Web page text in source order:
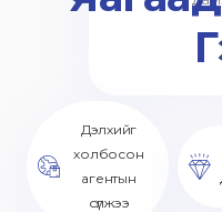
Дэлхийг
холбосон
агентын
сүлжээ